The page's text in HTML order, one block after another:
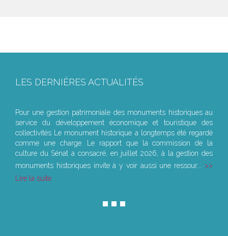
LES DERNIÈRES ACTUALITÉS
Pour une gestion patrimoniale des monuments historiques au
service du développement économique et touristique des
collectivités Le monument historique a longtemps été regardé
comme une charge. Le rapport que la commission de la
culture du Sénat a consacré, en juillet 2026, à la gestion des
monuments historiques invite à y voir aussi une ressour...
Lire la suite